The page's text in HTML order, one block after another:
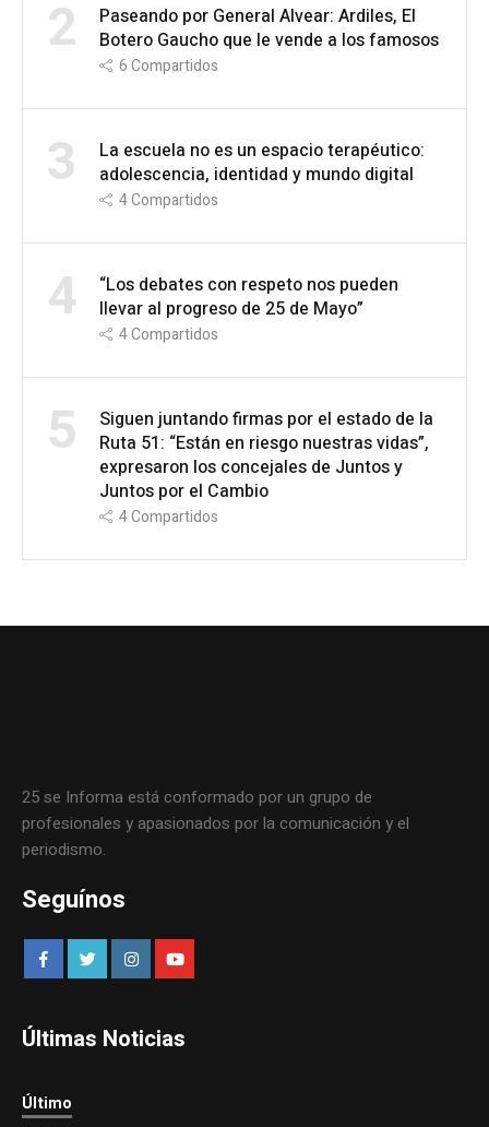
2
Paseando por General Alvear: Ardiles, El
Botero Gaucho que le vende a los famosos
6Compartidos
3
La escuela no es un espacio terapéutico:
adolescencia, identidad y mundo digital
4Compartidos
4
“Los debates con respeto nos pueden
llevar al progreso de 25 de Mayo”
4Compartidos
5
Siguen juntando firmas por el estado de la
Ruta 51: “Están en riesgo nuestras vidas”,
expresaron los concejales de Juntos y
Juntos por el Cambio
4Compartidos
25 se Informa está conformado por un grupo de
profesionales y apasionados por la comunicación y el
periodismo.
Seguínos
Últimas Noticias
Último